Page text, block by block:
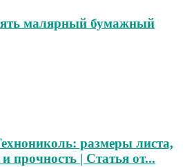
малярный бумажный
размеры листа,
прочность | Статья от...